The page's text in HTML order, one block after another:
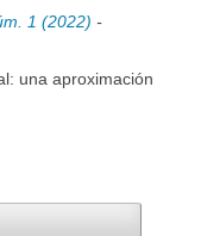
1 (2022) -
una aproximación